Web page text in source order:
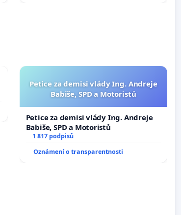
Petice za demisi vlády Ing. Andreje
Babiše, SPD a Motoristů
Petice za demisi vlády Ing. Andreje
Babiše, SPD a Motoristů
1 817 podpisů
Oznámení o transparentnosti